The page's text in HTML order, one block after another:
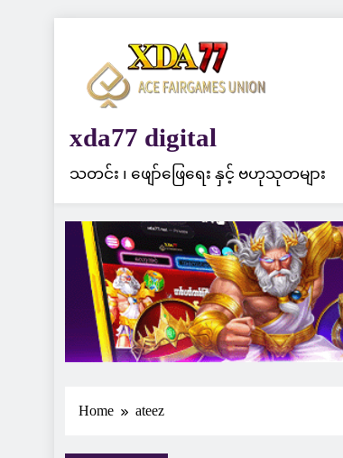
xda77 digital
သတင်း ၊ ဖျော်ဖြေရေး နှင့် ဗဟုသုတများ
Home ateez